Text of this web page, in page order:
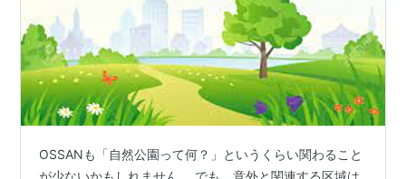
OSSANも「自然公園って何？」というくらい関わること
が少ないかもしれません。 でも、意外と関連する区域は